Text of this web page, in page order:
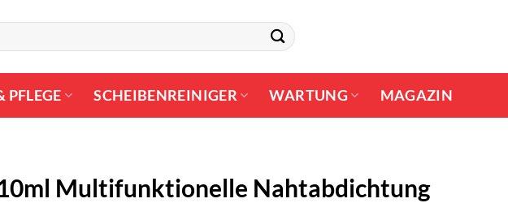
PFLEGE SCHEIBENREINIGER WARTUNG MAGAZIN
Multifunktionelle Nahtabdichtung